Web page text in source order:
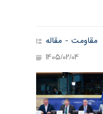
مقاومت - مقاله
1405/02/04